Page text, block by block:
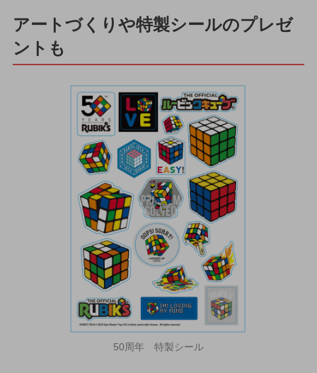
アートづくりや特製シールのプレゼ
ントも
50周年 特製シール